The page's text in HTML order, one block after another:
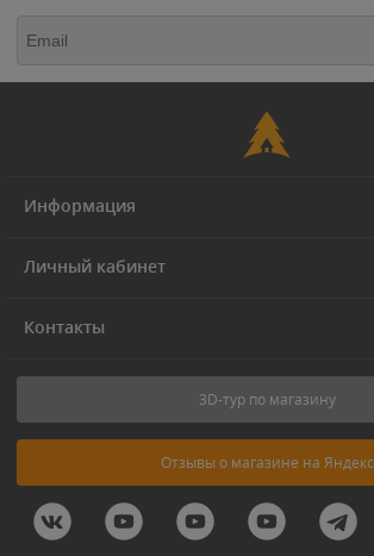
Информация
Личный кабинет
Контакты
3D-тур по магазину
Отзывы о магазине на Яндекс